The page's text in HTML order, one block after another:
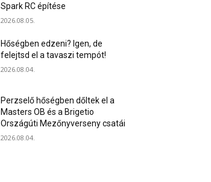
Spark RC építése
2026.08.05.
Hőségben edzeni? Igen, de
felejtsd el a tavaszi tempót!
2026.08.04.
Perzselő hőségben dőltek el a
Masters OB és a Brigetio
Országúti Mezőnyverseny csatái
2026.08.04.